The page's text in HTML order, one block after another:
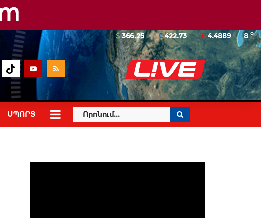
8o
366.25 422.73 4.4889
ՍՊՈՐՏ